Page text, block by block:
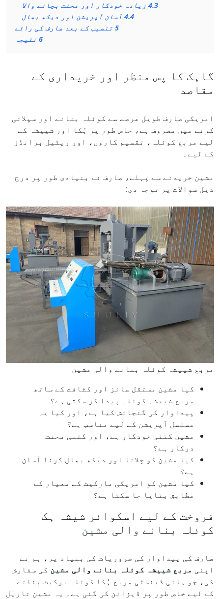
4.3 زیادہ خودکار اور محنت بچانے والا
4.4 آسان آپریشن اور دیکھ بھال
5 تنصیب کے بعد صارف کی رائے
6 نتیجہ
گاہک کا پس منظر اور خریداری کے
مقاصد
امریکی صارف طویل عرصے سے کوئلہ بنانے اور سپلائی
کرنے میں مصروف ہے، خاص طور پر ہُکا اور شییشہ کے
لیے مربع کوئلہ، تقسیم کاروں، اور ریٹیل برانڈز
کے لیے۔
مشین خریدنے سے پہلے، صارف نے بنیادی طور پر درج
ذیل سوالات پر توجہ دی:
مربع شییشہ کوئلہ بنانے والی مشین
کیا مشین مستقل سائز اور کثافت کے ساتھ
مربع شییشہ کوئلہ پیدا کر سکتی ہے؟
پیداوار کی گنجائش کیا ہے، اور کیا یہ
مسلسل آپریشن کے لیے مناسب ہے؟
مشین کتنی خودکار ہے، اور کتنی محنت
درکار ہے؟
کیا مشین کو چلانا اور دیکھ بھال کرنا آسان
ہے؟
کیا مشین کو امریکی مارکیٹ کے معیار کے
مطابق بنایا جا سکتا ہے؟
فروخت کے لیے اسکوائر شیشہ ہک
کوئلہ بنانے والی مشین
صارف کی پیداوار کی ضروریات کی بنیاد پر، ہم نے
اپنی مربع شییشہ کوئلہ بنانے والی مشین کی سفارش
کی، جو ہائی ڈینسٹی مربع ہُکا کوئلہ برکیٹ بنانے
کے لیے خاص طور پر ڈیزائن کی گئی ہے۔ یہ مشین ناریل